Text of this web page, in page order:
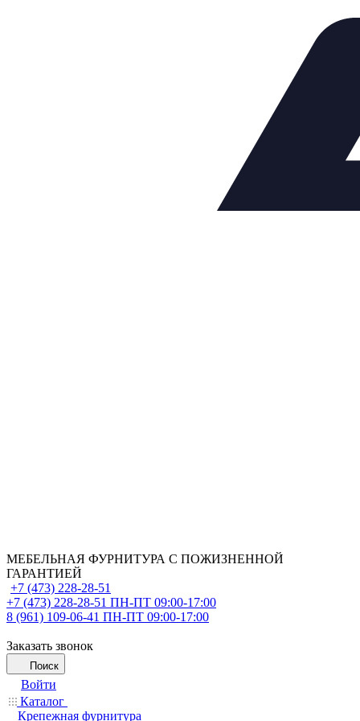
МЕБЕЛЬНАЯ ФУРНИТУРА С ПОЖИЗНЕННОЙ
ГАРАНТИЕЙ
+7 (473) 228-28-51
+7 (473) 228-28-51 ПН-ПТ 09:00-17:00
8 (961) 109-06-41 ПН-ПТ 09:00-17:00
Заказать звонок
Поиск
Войти
Каталог
Крепежная фурнитура